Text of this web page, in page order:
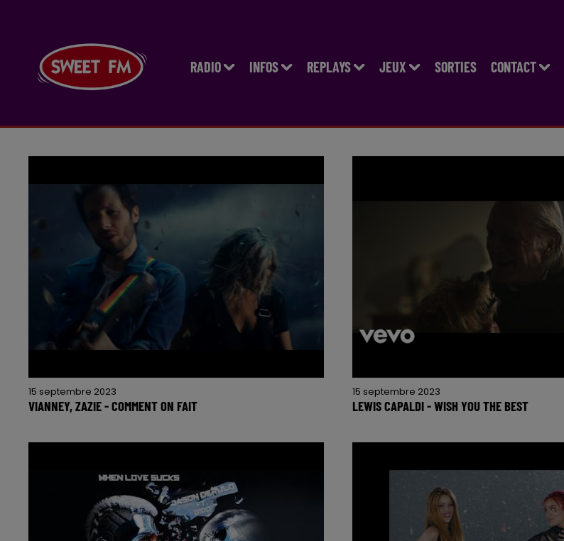
RADIO INFOS REPLAYS JEUX SORTIES CONTACT
15 septembre 2023
VIANNEY, ZAZIE - COMMENT ON FAIT
15 septembre 2023
LEWIS CAPALDI - WISH YOU THE BEST